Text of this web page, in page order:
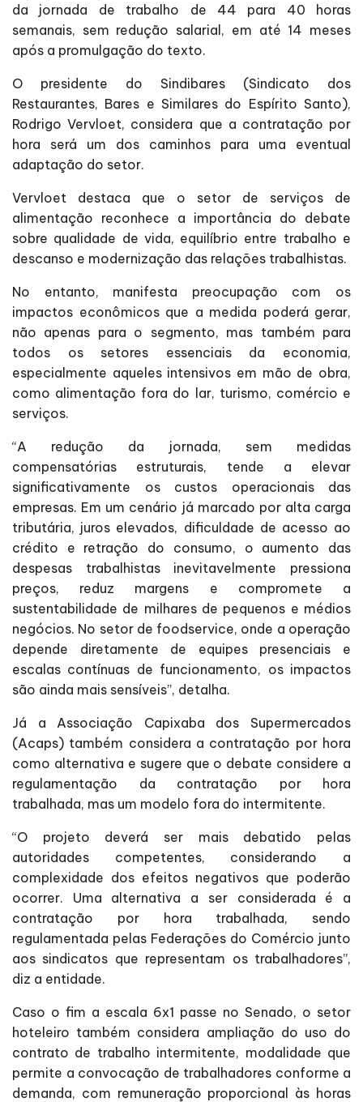
da jornada de trabalho de 44 para 40 horas
semanais, sem redução salarial, em até 14 meses
após a promulgação do texto.
O presidente do Sindibares (Sindicato dos
Restaurantes, Bares e Similares do Espírito Santo),
Rodrigo Vervloet, considera que a contratação por
hora será um dos caminhos para uma eventual
adaptação do setor.
Vervloet destaca que o setor de serviços de
alimentação reconhece a importância do debate
sobre qualidade de vida, equilíbrio entre trabalho e
descanso e modernização das relações trabalhistas.
No entanto, manifesta preocupação com os
impactos econômicos que a medida poderá gerar,
não apenas para o segmento, mas também para
todos os setores essenciais da economia,
especialmente aqueles intensivos em mão de obra,
como alimentação fora do lar, turismo, comércio e
serviços.
“A redução da jornada, sem medidas
compensatórias estruturais, tende a elevar
significativamente os custos operacionais das
empresas. Em um cenário já marcado por alta carga
tributária, juros elevados, dificuldade de acesso ao
crédito e retração do consumo, o aumento das
despesas trabalhistas inevitavelmente pressiona
preços, reduz margens e compromete a
sustentabilidade de milhares de pequenos e médios
negócios. No setor de foodservice, onde a operação
depende diretamente de equipes presenciais e
escalas contínuas de funcionamento, os impactos
são ainda mais sensíveis”, detalha.
Já a Associação Capixaba dos Supermercados
(Acaps) também considera a contratação por hora
como alternativa e sugere que o debate considere a
regulamentação da contratação por hora
trabalhada, mas um modelo fora do intermitente.
“O projeto deverá ser mais debatido pelas
autoridades competentes, considerando a
complexidade dos efeitos negativos que poderão
ocorrer. Uma alternativa a ser considerada é a
contratação por hora trabalhada, sendo
regulamentada pelas Federações do Comércio junto
aos sindicatos que representam os trabalhadores”,
diz a entidade.
Caso o fim a escala 6x1 passe no Senado, o setor
hoteleiro também considera ampliação do uso do
contrato de trabalho intermitente, modalidade que
permite a convocação de trabalhadores conforme a
demanda, com remuneração proporcional às horas